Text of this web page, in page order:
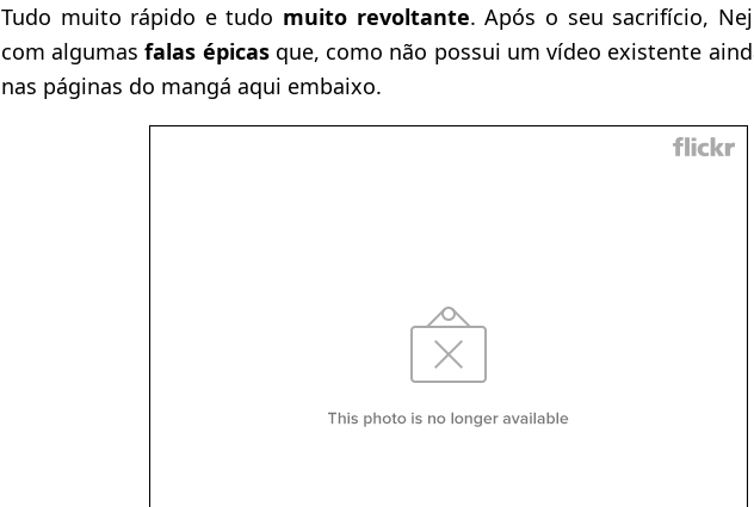
Tudo muito rápido e tudo muito revoltante. Após o seu sacrifício,
com algumasfalas épicas que, como não possui um vídeo existente
nas páginas do mangá aqui embaixo.